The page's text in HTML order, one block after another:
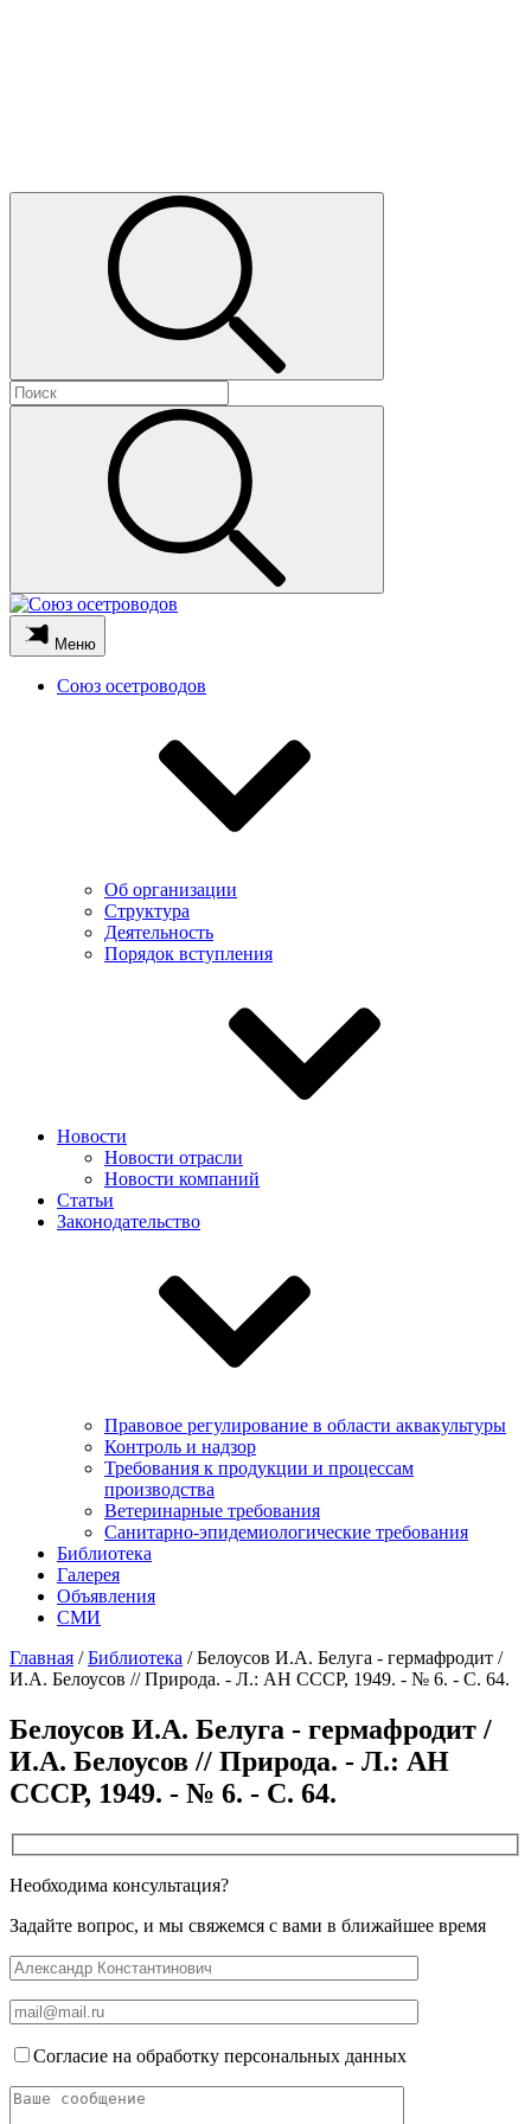
Меню
Союз осетроводов
Об организации
Структура
Деятельность
Порядок вступления
Новости
Новости отрасли
Новости компаний
Статьи
Законодательство
Правовое регулирование в области аквакультуры
Контроль и надзор
Требования к продукции и процессам
производства
Ветеринарные требования
Санитарно-эпидемиологические требования
Библиотека
Галерея
Объявления
СМИ
Главная /Библиотека /Белоусов И.А. Белуга - гермафродит /
И.А. Белоусов // Природа. - Л.: АН СССР, 1949. - № 6. - С. 64.
Белоусов И.А. Белуга - гермафродит /
И.А. Белоусов // Природа. - Л.: АН
СССР, 1949. - № 6. - С. 64.
Необходима консультация?
Задайте вопрос, и мы свяжемся с вами в ближайшее время
Согласие на обработку персональных данных